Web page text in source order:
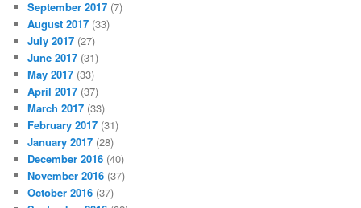
September 2017 (7)
August 2017 (33)
July 2017 (27)
June 2017 (31)
May 2017 (33)
April 2017 (37)
March 2017 (33)
February 2017 (31)
January 2017 (28)
December 2016 (40)
November 2016 (37)
October 2016 (37)